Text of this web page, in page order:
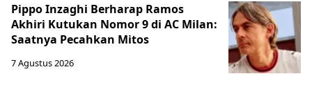
Pippo Inzaghi Berharap Ramos
Akhiri Kutukan Nomor 9 di AC Milan:
Saatnya Pecahkan Mitos
7 Agustus 2026